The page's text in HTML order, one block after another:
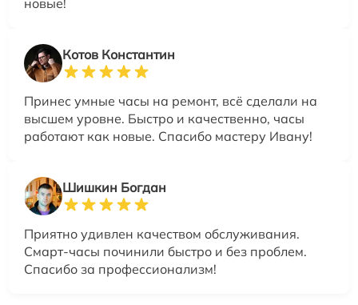
новые!
Котов Константин
Принес умные часы на ремонт, всё сделали на
высшем уровне. Быстро и качественно, часы
работают как новые. Спасибо мастеру Ивану!
Шишкин Богдан
Приятно удивлен качеством обслуживания.
Смарт-часы починили быстро и без проблем.
Спасибо за профессионализм!